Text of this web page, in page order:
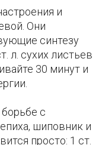
и
Они
синтезу
л. сухих листьев
30 минут и
с
шиповник и
просто: 1 ст.